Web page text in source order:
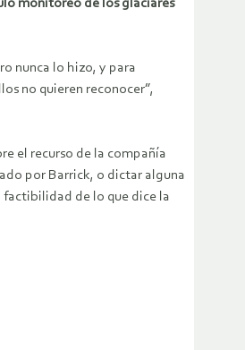
monitoreo de los glaciares
nunca lo hizo, y para
no quieren reconocer”,
el recurso de la compañía
por Barrick, o dictar alguna
factibilidad de lo que dice la